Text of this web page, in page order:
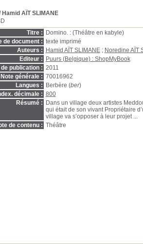
AÏT SLIMANE
Titre :
Domino. : (Théâtre en kabyle)
de document : texte imprimé
Auteurs :
Hamid AÏT SLIMANE; Noredine AÏT
Editeur :
Puurs (Belgique) : ShopMyBook
publication : 2011
Note générale : 70016962
Langues :
Berbère (ber)
décimale : 800
Résumé :
Dans un village deux artistes
qui était de son vivant Propriétaire
village va s’opposer à leur projet ...
de contenu : Théâtre